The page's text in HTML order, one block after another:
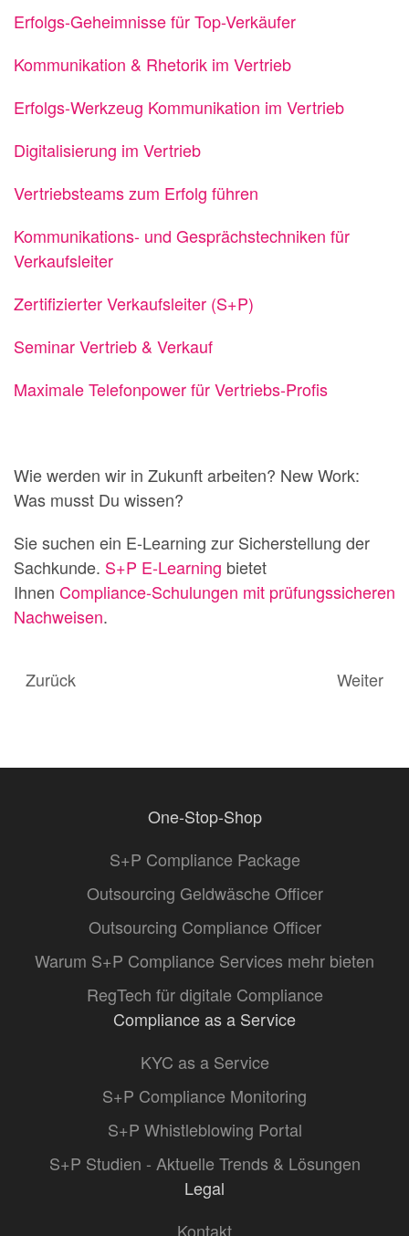
Erfolgs-Geheimnisse für Top-Verkäufer
Kommunikation & Rhetorik im Vertrieb
Erfolgs-Werkzeug Kommunikation im Vertrieb
Digitalisierung im Vertrieb
Vertriebsteams zum Erfolg führen
Kommunikations- und Gesprächstechniken für
Verkaufsleiter
Zertifizierter Verkaufsleiter (S+P)
Seminar Vertrieb & Verkauf
Maximale Telefonpower für Vertriebs-Profis
Wie werden wir in Zukunft arbeiten? New Work:
Was musst Du wissen?
Sie suchen ein E-Learning zur Sicherstellung der
Sachkunde. S+P E-Learning bietet
Ihnen Compliance-Schulungen mit prüfungssicheren
Nachweisen.
Zurück Weiter
One-Stop-Shop
S+P Compliance Package
Outsourcing Geldwäsche Officer
Outsourcing Compliance Officer
Warum S+P Compliance Services mehr bieten
RegTech für digitale Compliance
Compliance as a Service
KYC as a Service
S+P Compliance Monitoring
S+P Whistleblowing Portal
S+P Studien - Aktuelle Trends & Lösungen
Legal
Kontakt